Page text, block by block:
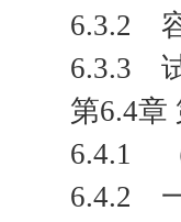
6.3.2
6.3.3
第6.4章
6.4.1
6.4.2